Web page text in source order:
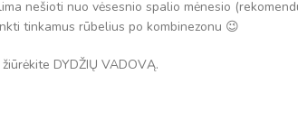
nešioti nuo vėsesnio spalio mėnesio
tinkamus rūbelius po kombinezonu 😉
DYDŽIŲ VADOVĄ.